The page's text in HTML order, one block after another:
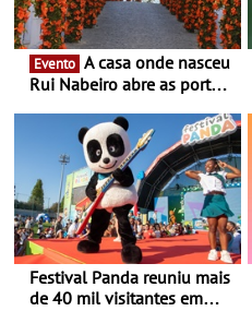
Evento
Rui Nabeiro abre as portas
Povo de Campo Maior -
Festas decorrem entre 8 e
16 de agosto
Festival Panda reuniu mais
de 40 mil visitantes em